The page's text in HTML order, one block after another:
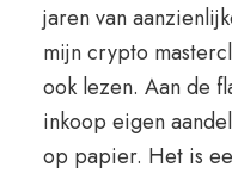
jaren van
mijn crypto
ook lezen. Aan de
inkoop eigen
op papier. Het is